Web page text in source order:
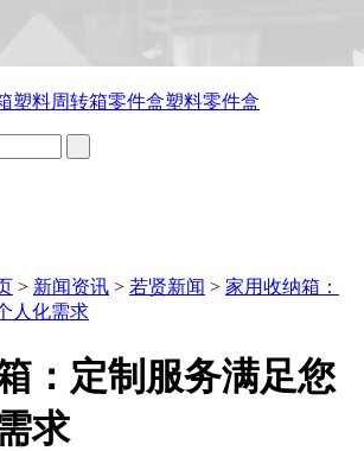
塑料周转箱零件盒塑料零件盒
> 新闻资讯 > 若贤新闻 > 家用收纳箱：
人化需求
：定制服务满足您
求